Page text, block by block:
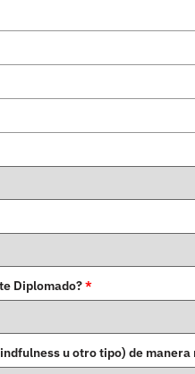
Diplomado?*
u otro tipo) de manera